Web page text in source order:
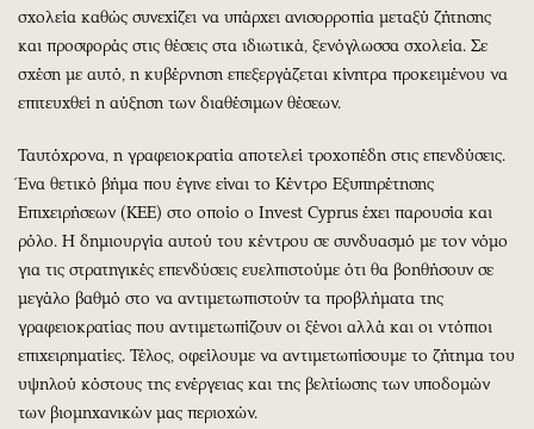
σχολεία καθώς συνεχίζει να υπάρχει ανισορροπία μεταξύ ζήτησης
και προσφοράς στις θέσεις στα ιδιωτικά, ξενόγλωσσα σχολεία. Σε
σχέση με αυτό, η κυβέρνηση επεξεργάζεται κίνητρα προκειμένου να
επιτευχθεί η αύξηση των διαθέσιμων θέσεων.
Ταυτόχρονα, η γραφειοκρατία αποτελεί τροχοπέδη στις επενδύσεις.
Ένα θετικό βήμα που έγινε είναι το Κέντρο Εξυπηρέτησης
Επιχειρήσεων (ΚΕΕ) στο οποίο ο Invest Cyprus έχει παρουσία και
ρόλο. Η δημιουργία αυτού του κέντρου σε συνδυασμό με τον νόμο
για τις στρατηγικές επενδύσεις ευελπιστούμε ότι θα βοηθήσουν σε
μεγάλο βαθμό στο να αντιμετωπιστούν τα προβλήματα της
γραφειοκρατίας που αντιμετωπίζουν οι ξένοι αλλά και οι ντόπιοι
επιχειρηματίες. Τέλος, οφείλουμε να αντιμετωπίσουμε το ζήτημα του
υψηλού κόστους της ενέργειας και της βελτίωσης των υποδομών
των βιομηχανικών μας περιοχών.